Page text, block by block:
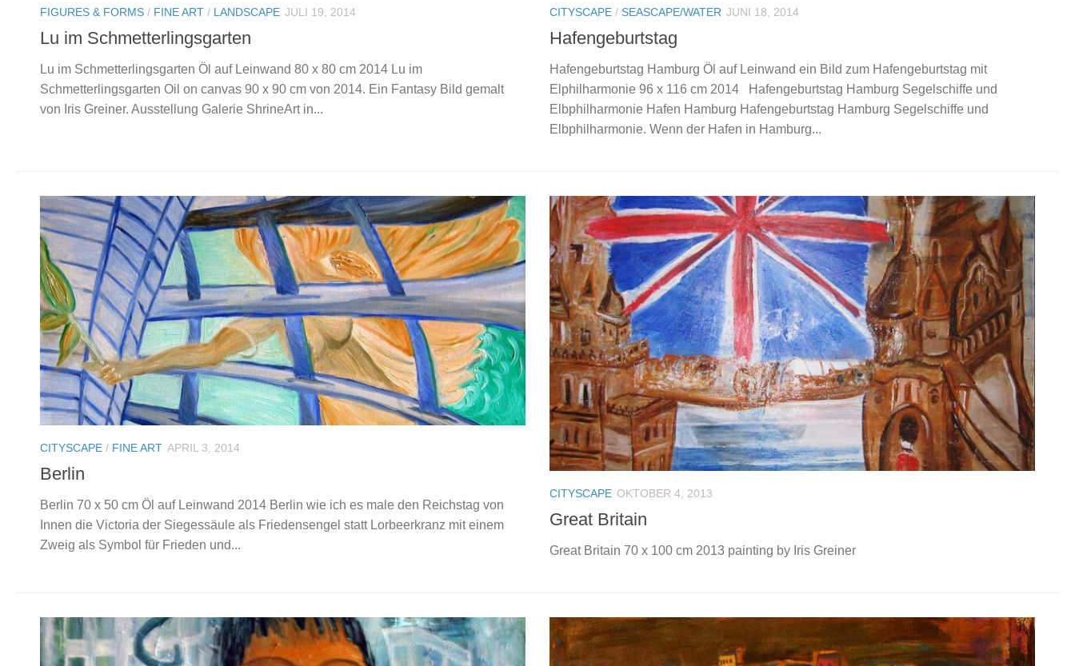
FIGURES & FORMS / FINE ART / LANDSCAPE JULI 19, 2014
Lu im Schmetterlingsgarten
Lu im Schmetterlingsgarten Öl auf Leinwand 80 x 80 cm 2014 Lu im
Schmetterlingsgarten Oil on canvas 90 x 90 cm von 2014. Ein Fantasy Bild gemalt
von Iris Greiner. Ausstellung Galerie ShrineArt in...
CITYSCAPE / SEASCAPE/WATER JUNI 18, 2014
Hafengeburtstag
Hafengeburtstag Hamburg Öl auf Leinwand ein Bild zum Hafengeburtstag mit
Elphilharmonie 96 x 116 cm 2014 Hafengeburtstag Hamburg Segelschiffe und
Elbphilharmonie Hafen Hamburg Hafengeburtstag Hamburg Segelschiffe und
Elbphilharmonie. Wenn der Hafen in Hamburg...
CITYSCAPE / FINE ART APRIL 3, 2014
Berlin
Berlin 70 x 50 cm Öl auf Leinwand 2014 Berlin wie ich es male den Reichstag von
Innen die Victoria der Siegessäule als Friedensengel statt Lorbeerkranz mit einem
Zweig als Symbol für Frieden und...
CITYSCAPE OKTOBER 4, 2013
Great Britain
Great Britain 70 x 100 cm 2013 painting by Iris Greiner